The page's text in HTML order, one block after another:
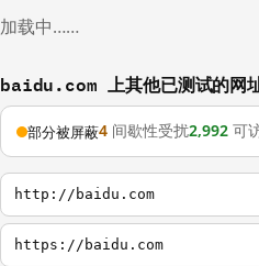
加载中……
baidu.com 上其他已测试的网
部分被屏蔽4 间歇性受扰2,992 可
http://baidu.com
https://baidu.com